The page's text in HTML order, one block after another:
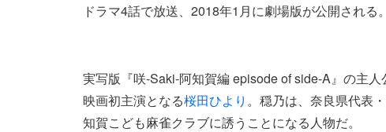
ドラマ4話で放送、2018年1月に劇場版が公開される。
実写版『咲-Saki-阿知賀編 episode of side-A』の主
映画初主演となる桜田ひより 。穏乃は、奈良県代表
知賀こども麻雀クラブに誘うことになる人物だ。